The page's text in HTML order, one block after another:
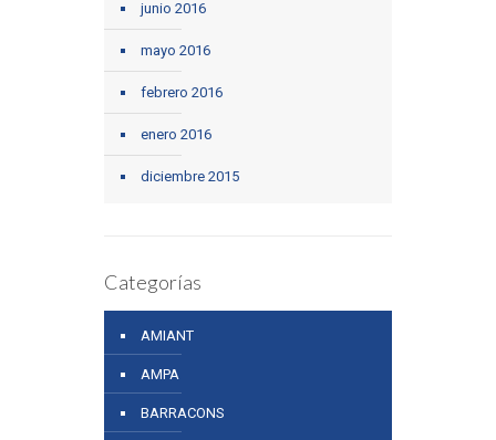
junio 2016
mayo 2016
febrero 2016
enero 2016
diciembre 2015
Categorías
AMIANT
AMPA
BARRACONS